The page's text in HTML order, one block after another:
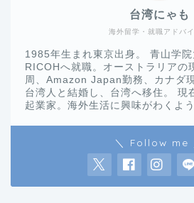
海外留学・就職アドバ
台湾にゃも
1985年生まれ東京出身。 青山学
RICOHへ就職。オーストラリアの
周、Amazon Japan勤務、カナダ
台湾人と結婚し、台湾へ移住。 現
起業家。海外生活に興味がわくよ
＼ Follow me